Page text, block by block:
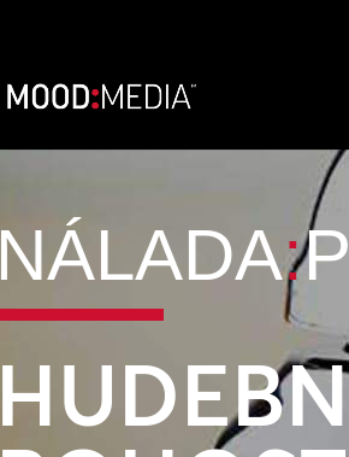
NÁLADA: